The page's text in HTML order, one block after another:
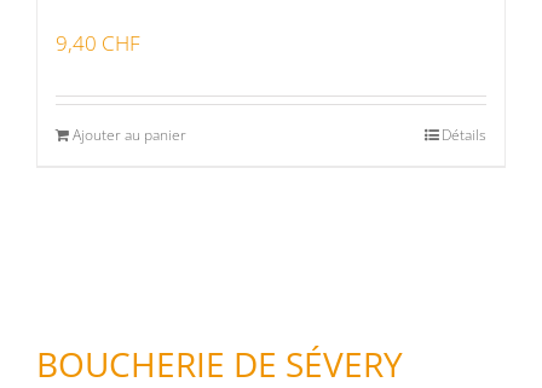
9,40 CHF
Ajouter au panier Détails
BOUCHERIE DE SÉVERY